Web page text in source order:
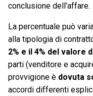
conclusione dell’affare.
La percentuale può
alla tipologia di
2% e il 4% del valore
parti (venditore e
provvigione è dovuta
accordi differenti